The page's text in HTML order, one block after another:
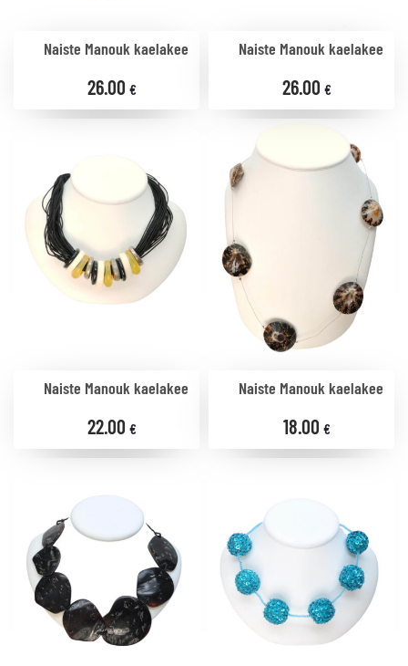
Naiste Manouk kaelakee
26.00 €
Naiste Manouk kaelakee
26.00 €
Naiste Manouk kaelakee
22.00 €
Naiste Manouk kaelakee
18.00 €